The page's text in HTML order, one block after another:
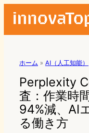
ホーム » AI（人工知能）
Perplexity
査：作業時
94%減、AI
る働き方